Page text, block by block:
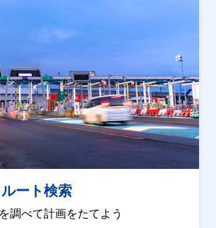
ート検索
調べて計画をたてよう